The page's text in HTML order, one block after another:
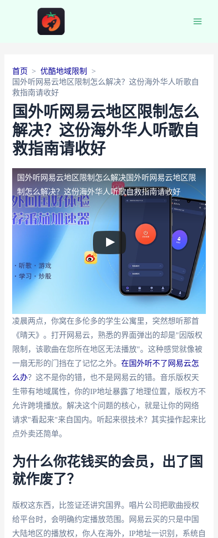
首页
优酷地域限制
国外听网易云地区限制怎么解决？这份海外华人听歌自
救指南请收好
国外听网易云地区限制怎么
解决？这份海外华人听歌自
救指南请收好
国外听网易云地区限制怎么解决国外听网易云地区限
制怎么解决？这份海外华人听歌自救指南请收好
凌晨两点，你窝在多伦多的学生公寓里，突然想听那首
《晴天》。打开网易云，熟悉的界面弹出的却是"因版权
限制，该歌曲在您所在地区无法播放"。这种感觉就像被
一扇无形的门挡在了记忆之外。 在国外听不了网易云怎
么办？这不是你的错，也不是网易云的错。音乐版权天
生带有地域属性，你的IP地址暴露了地理位置，版权方不
允许跨境播放。解决这个问题的核心，就是让你的网络
请求"看起来"来自国内。听起来很技术？其实操作起来比
点外卖还简单。
为什么你花钱买的会员，出了国
就作废了？
版权这东西，比签证还讲究国界。唱片公司把歌曲授权
给平台时，会明确约定播放范围。网易云买的只是中国
大陆地区的播放权，你人在海外，IP地址一识别，系统自